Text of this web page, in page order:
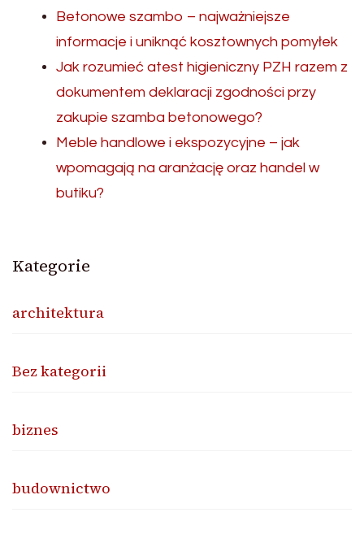
Betonowe szambo – najważniejsze
informacje i uniknąć kosztownych pomyłek
Jak rozumieć atest higieniczny PZH razem z
dokumentem deklaracji zgodności przy
zakupie szamba betonowego?
Meble handlowe i ekspozycyjne – jak
wpomagają na aranżację oraz handel w
butiku?
Kategorie
architektura
Bez kategorii
biznes
budownictwo